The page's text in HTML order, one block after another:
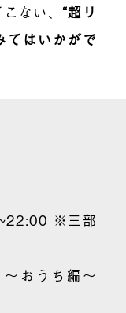
ない、 “超リ
てはいかがで
※三部
おうち編〜